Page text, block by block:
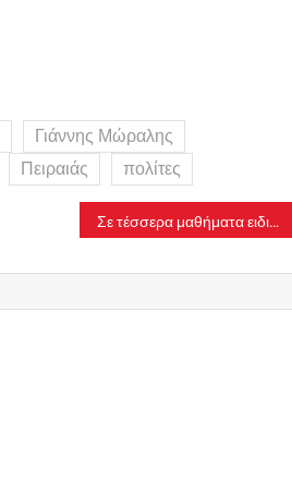
Γιάννης Μώραλης
Πειραιάς πολίτες
Σε τέσσερα μαθήματα ειδικότητας εξετάζονται σήμερα οι υποψήφιοι των ΕΠΑΛ